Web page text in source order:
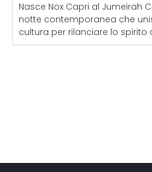
Nasce Nox Capri al Jumeirah
notte contemporanea che
cultura per rilanciare lo spirito